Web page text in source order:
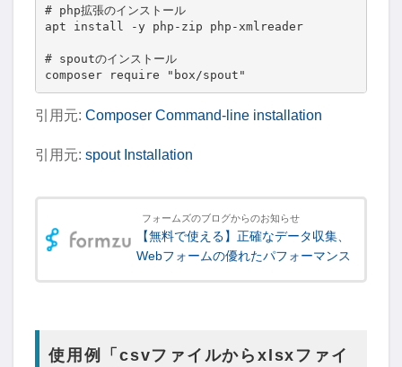
# php拡張のインストール
apt install -y php-zip php-xmlreader
# spoutのインストール
composer require "box/spout"
引用元: Composer Command-line installation
引用元: spout Installation
フォームズのブログからのお知らせ
【無料で使える】正確なデータ収集、
Webフォームの優れたパフォーマンス
使用例「csvファイルからxlsxファイ